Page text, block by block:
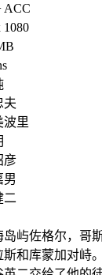
佐格尔，哥
和库蒙加对峙